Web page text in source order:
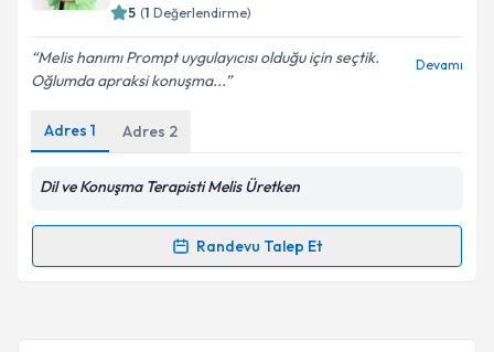
Kişisel verilerimin işlenmesine ilişkin
Metni'ni okudum ve kişisel verilerimin belirtilen
kapsamda işlenmesini kabul ediyorum.
Takvim Talebini Gönder
5 (1 Değerlendirme)
Melis hanımı Prompt uygulayıcısı olduğu için seçtik.
Oğlumda apraksi konuşma...
Devamı
Adres 1 Adres 2
Dil ve Konuşma Terapisti Melis Üretken
Randevu Talep Et
Randevu Takvimi Talebi